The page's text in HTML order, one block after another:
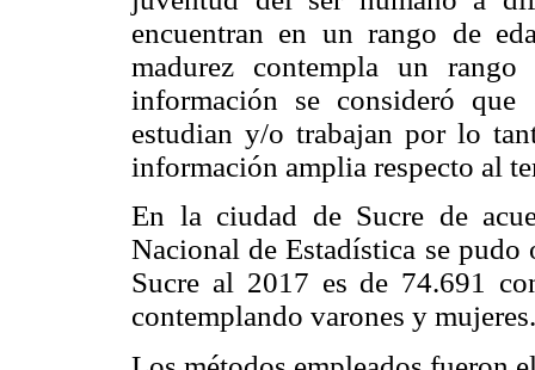
encuentran en un rango de
madurez contempla un
información se consideró que
estudian y/o trabajan por lo
información amplia respecto al
En la ciudad de Sucre de
Nacional de Estadística se
Sucre al 2017 es de 74.691
contemplando varones y mujeres.